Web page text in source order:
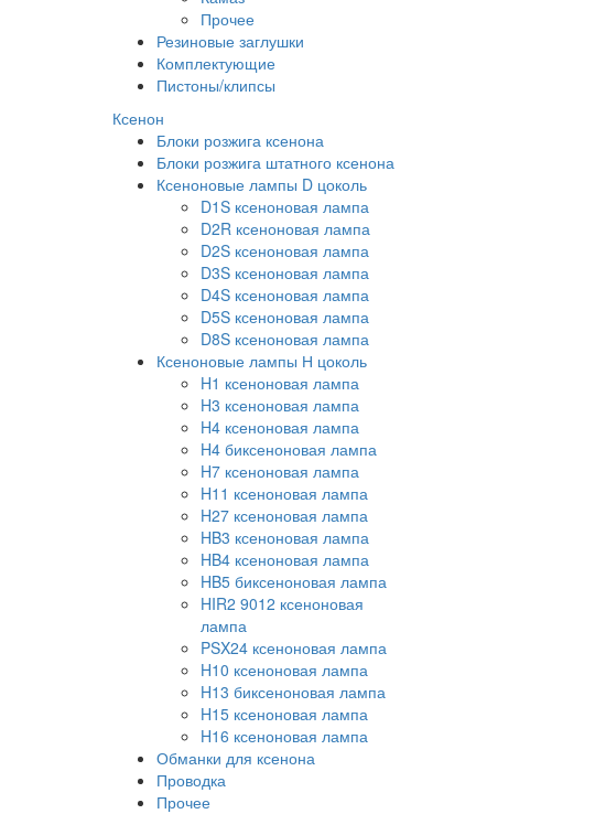
Прочее
Резиновые заглушки
Комплектующие
Пистоны/клипсы
Ксенон
Блоки розжига ксенона
Блоки розжига штатного ксенона
Ксеноновые лампы D цоколь
D1S ксеноновая лампа
D2R ксеноновая лампа
D2S ксеноновая лампа
D3S ксеноновая лампа
D4S ксеноновая лампа
D5S ксеноновая лампа
D8S ксеноновая лампа
Ксеноновые лампы Н цоколь
H1 ксеноновая лампа
H3 ксеноновая лампа
H4 ксеноновая лампа
H4 биксеноновая лампа
H7 ксеноновая лампа
H11 ксеноновая лампа
H27 ксеноновая лампа
HB3 ксеноновая лампа
HB4 ксеноновая лампа
HB5 биксеноновая лампа
HIR2 9012 ксеноновая
лампа
PSX24 ксеноновая лампа
H10 ксеноновая лампа
H13 биксеноновая лампа
H15 ксеноновая лампа
H16 ксеноновая лампа
Обманки для ксенона
Проводка
Прочее